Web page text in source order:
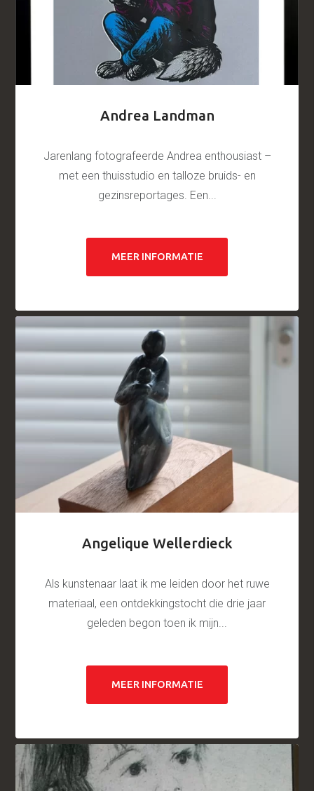
Andrea Landman
Jarenlang fotografeerde Andrea enthousiast –
met een thuisstudio en talloze bruids- en
gezinsreportages. Een...
MEER INFORMATIE
Angelique Wellerdieck
Als kunstenaar laat ik me leiden door het ruwe
materiaal, een ontdekkingstocht die drie jaar
geleden begon toen ik mijn...
MEER INFORMATIE